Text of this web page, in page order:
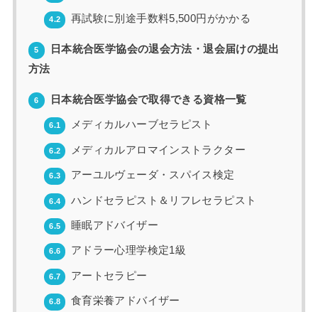
4.2 再試験に別途手数料5,500円がかかる
5
日本統合医学協会の退会方法・退会届けの提出
方法
6 日本統合医学協会で取得できる資格一覧
6.1 メディカルハーブセラピスト
6.2 メディカルアロマインストラクター
6.3 アーユルヴェーダ・スパイス検定
6.4 ハンドセラピスト＆リフレセラピスト
6.5 睡眠アドバイザー
6.6 アドラー心理学検定1級
6.7 アートセラピー
6.8 食育栄養アドバイザー